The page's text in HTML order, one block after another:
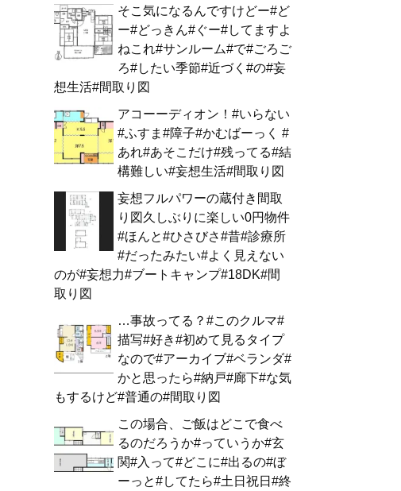
そこ気になるんですけどー#ど
ー#どっきん#ぐー#してますよ
ねこれ#サンルーム#で#ごろご
ろ#したい季節#近づく#の#妄
想生活#間取り図
アコーーディオン！#いらない
#ふすま#障子#かむばーっく #
あれ#あそこだけ#残ってる#結
構難しい#妄想生活#間取り図
妄想フルパワーの蔵付き間取
り図久しぶりに楽しい0円物件
#ほんと#ひさびさ#昔#診療所
#だったみたい#よく見えない
のが#妄想力#ブートキャンプ#18DK#間
取り図
…事故ってる？#このクルマ#
描写#好き#初めて見るタイプ
なので#アーカイブ#ベランダ#
かと思ったら#納戸#廊下#な気
もするけど#普通の#間取り図
この場合、ご飯はどこで食べ
るのだろうか#っていうか#玄
関#入って#どこに#出るの#ぼ
ーっと#してたら#土日祝日#終